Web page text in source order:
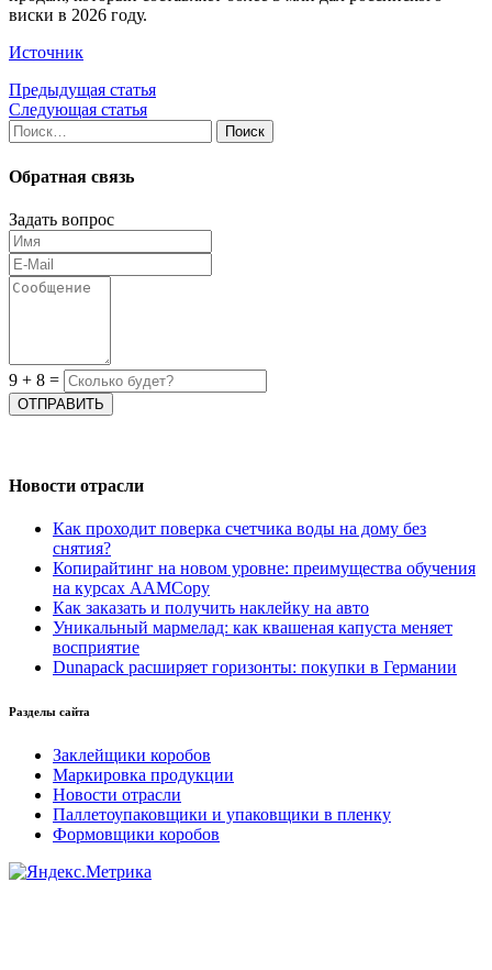
виски в 2026 году.
Источник
Предыдущая статья
Следующая статья
Найти:
Обратная связь
Задать вопрос
9 + 8 =
Новости отрасли
Как проходит поверка счетчика воды на дому без
снятия?
Копирайтинг на новом уровне: преимущества обучения
на курсах AAMCopy
Как заказать и получить наклейку на авто
Уникальный мармелад: как квашеная капуста меняет
восприятие
Dunapack расширяет горизонты: покупки в Германии
Разделы сайта
Заклейщики коробов
Маркировка продукции
Новости отрасли
Паллетоупаковщики и упаковщики в пленку
Формовщики коробов